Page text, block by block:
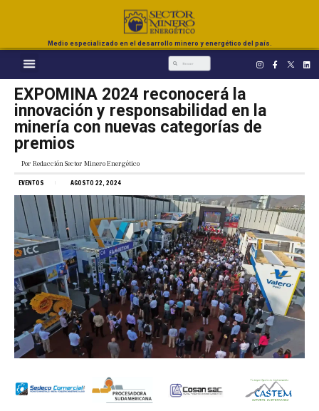
Medio especializado en el desarrollo minero y energético del país.
EXPOMINA 2024 reconocerá la
innovación y responsabilidad en la
minería con nuevas categorías de
premios
Por Redacción Sector Minero Energético
EVENTOS AGOSTO 22, 2024